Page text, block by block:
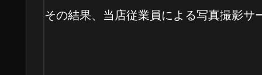
その結果、当店従業員による写真撮影サ